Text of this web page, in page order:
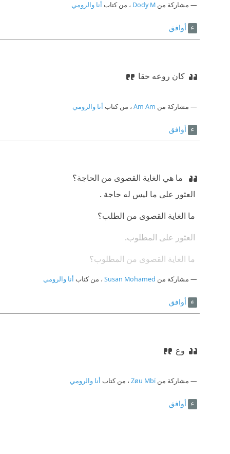
مشاركة منDody M ، من كتاب أنا والرومي
أوافق
كان روعه حقا
مشاركة من Am Am ، من كتاب أنا والرومي
أوافق
‫ ما هي الغاية القصوى من الحاجة؟
‫ العثور على ما ليس له حاجة .
‫ ما الغاية القصوى من الطلب؟
‫ العثور على المطلوب.
‫ ما الغاية القصوى من المطلوب؟
‫ العثور على الطالب.
وجدت نفسى حين وجدت الله
مشاركة من Susan Mohamed ، من كتاب أنا والرومي
أوافق
وع
مشاركة منZøu Mbï ، من كتاب أنا والرومي
أوافق